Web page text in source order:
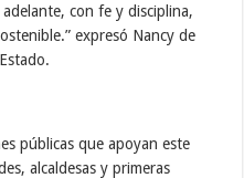
con fe y disciplina,
expresó Nancy de
públicas que apoyan este
alcaldesas y primeras